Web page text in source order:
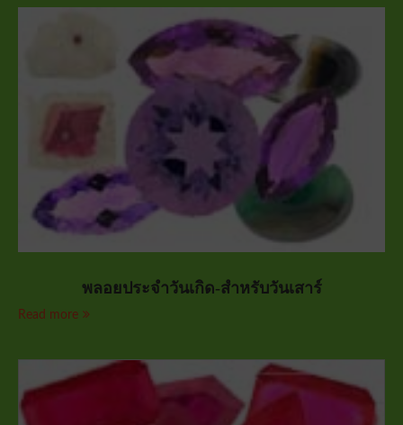
พลอยประจำวันเกิด-สำหรับวันเสาร์
Read more